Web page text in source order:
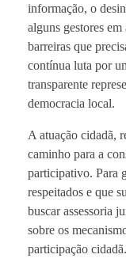
informação, o
alguns gestores
barreiras que
contínua luta por
transparente
democracia local.
A atuação cidadã,
caminho para a
participativo. Para
respeitados e que
buscar assessoria
sobre os
participação cidadã.